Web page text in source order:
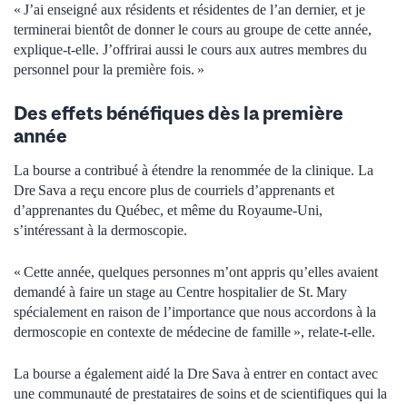
« J’ai enseigné aux résidents et résidentes de l’an dernier, et je
terminerai bientôt de donner le cours au groupe de cette année,
explique-t-elle. J’offrirai aussi le cours aux autres membres du
personnel pour la première fois. »
Des effets bénéfiques dès la première
année
La bourse a contribué à étendre la renommée de la clinique. La
Dre Sava a reçu encore plus de courriels d’apprenants et
d’apprenantes du Québec, et même du Royaume-Uni,
s’intéressant à la dermoscopie.
« Cette année, quelques personnes m’ont appris qu’elles avaient
demandé à faire un stage au Centre hospitalier de St. Mary
spécialement en raison de l’importance que nous accordons à la
dermoscopie en contexte de médecine de famille », relate-t-elle.
La bourse a également aidé la Dre Sava à entrer en contact avec
une communauté de prestataires de soins et de scientifiques qui la